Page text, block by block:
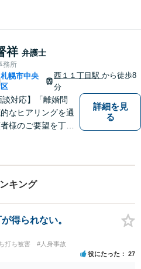
ド対応で少しでも
！離婚トラブル／
害の方の対応実績
祥 弁護士
務所
|
札幌市中央
区
西１１丁目駅から徒歩8
分
談対応】「離婚問
なヒアリングを通
様のご要望を丁寧
分割の相談を中心
談可】【子連れ相
全個室相談】
詳細を見
る
キング
得られない。
打ち被害 #人身事故
役にたった 27